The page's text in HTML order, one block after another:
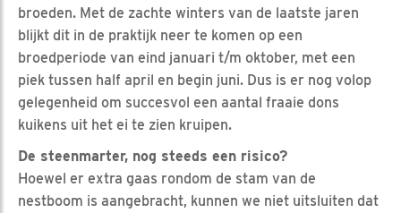
broeden. Met de zachte winters van de laatste jaren
blijkt dit in de praktijk neer te komen op een
broedperiode van eind januari t/m oktober, met een
piek tussen half april en begin juni. Dus is er nog volop
gelegenheid om succesvol een aantal fraaie dons
kuikens uit het ei te zien kruipen.
De steenmarter, nog steeds een risico?
Hoewel er extra gaas rondom de stam van de
nestboom is aangebracht, kunnen we niet uitsluiten dat